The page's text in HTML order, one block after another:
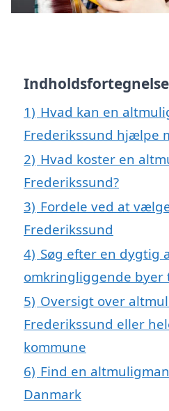
Indholdsfortegnelse
1) Hvad kan en
Frederikssund hjælpe
2) Hvad koster en
Frederikssund?
3) Fordele ved at
Frederikssund
4) Søg efter en dygtig
omkringliggende byer
5) Oversigt over
Frederikssund eller
kommune
6) Find en
Danmark